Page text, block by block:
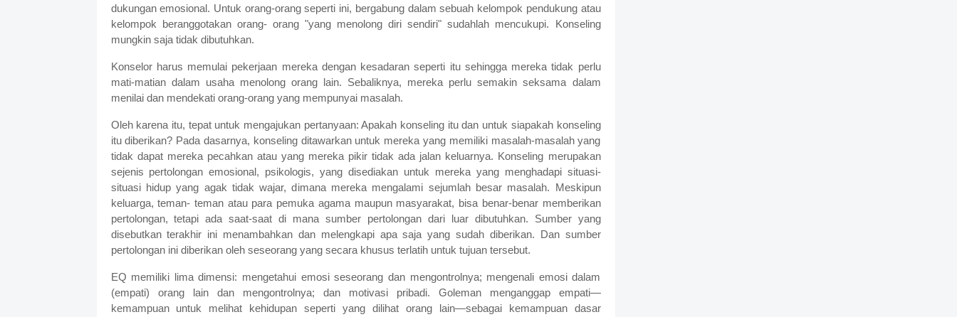
dukungan emosional. Untuk orang-orang seperti ini, bergabung dalam sebuah kelompok pendukung atau
kelompok beranggotakan orang- orang "yang menolong diri sendiri" sudahlah mencukupi. Konseling
mungkin saja tidak dibutuhkan.
Konselor harus memulai pekerjaan mereka dengan kesadaran seperti itu sehingga mereka tidak perlu
mati-matian dalam usaha menolong orang lain. Sebaliknya, mereka perlu semakin seksama dalam
menilai dan mendekati orang-orang yang mempunyai masalah.
Oleh karena itu, tepat untuk mengajukan pertanyaan: Apakah konseling itu dan untuk siapakah konseling
itu diberikan? Pada dasarnya, konseling ditawarkan untuk mereka yang memiliki masalah-masalah yang
tidak dapat mereka pecahkan atau yang mereka pikir tidak ada jalan keluarnya. Konseling merupakan
sejenis pertolongan emosional, psikologis, yang disediakan untuk mereka yang menghadapi situasi-
situasi hidup yang agak tidak wajar, dimana mereka mengalami sejumlah besar masalah. Meskipun
keluarga, teman- teman atau para pemuka agama maupun masyarakat, bisa benar-benar memberikan
pertolongan, tetapi ada saat-saat di mana sumber pertolongan dari luar dibutuhkan. Sumber yang
disebutkan terakhir ini menambahkan dan melengkapi apa saja yang sudah diberikan. Dan sumber
pertolongan ini diberikan oleh seseorang yang secara khusus terlatih untuk tujuan tersebut.
EQ memiliki lima dimensi: mengetahui emosi seseorang dan mengontrolnya; mengenali emosi dalam
(empati) orang lain dan mengontrolnya; dan motivasi pribadi. Goleman menganggap empati—
kemampuan untuk melihat kehidupan seperti yang dilihat orang lain—sebagai kemampuan dasar